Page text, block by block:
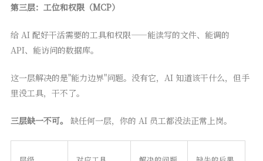
第三层：工位和权限（MCP）
给 AI 配好干活需要的工具和权限——能读写的文件、能调的
API、能访问的数据库。
这一层解决的是"能力边界"问题。没有它，AI 知道该干什么，但手
里没工具，干不了。
三层缺一不可。 缺任何一层，你的 AI 员工都没法正常上岗。